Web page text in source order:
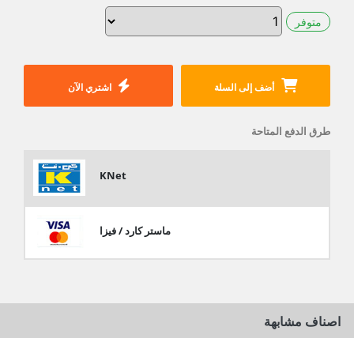
متوفر
أضف إلى السلة اشتري الآن
طرق الدفع المتاحة
KNet
ماستر كارد / فيزا
اصناف مشابهة